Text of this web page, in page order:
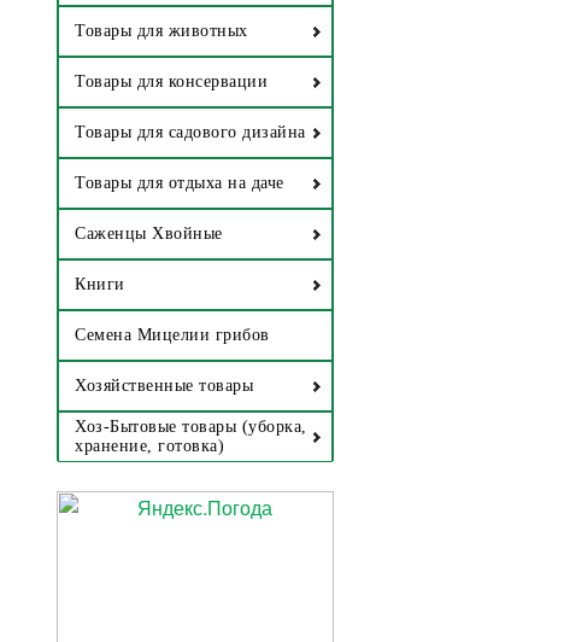
Товары для животных
Товары для консервации
Товары для садового дизайна
Товары для отдыха на даче
Саженцы Хвойные
Книги
Семена Мицелии грибов
Хозяйственные товары
Хоз-Бытовые товары (уборка,
хранение, готовка)